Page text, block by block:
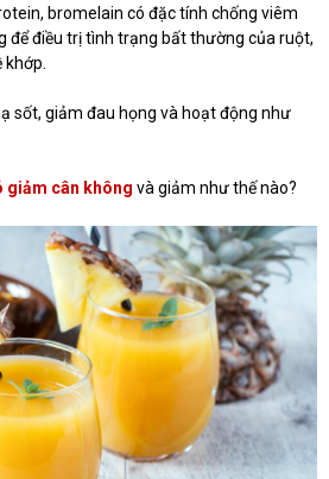
bromelain có đặc tính chống viêm
để điều trị tình trạng bất thường của ruột,
khớp.
sốt, giảm đau họng và hoạt động như
giảm cân không và giảm như thế nào?